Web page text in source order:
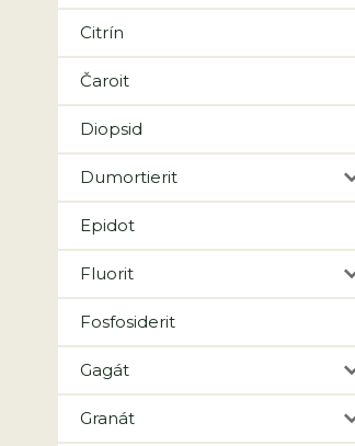
Citrín
Čaroit
Diopsid
Dumortierit
Epidot
Fluorit
Fosfosiderit
Gagát
Granát